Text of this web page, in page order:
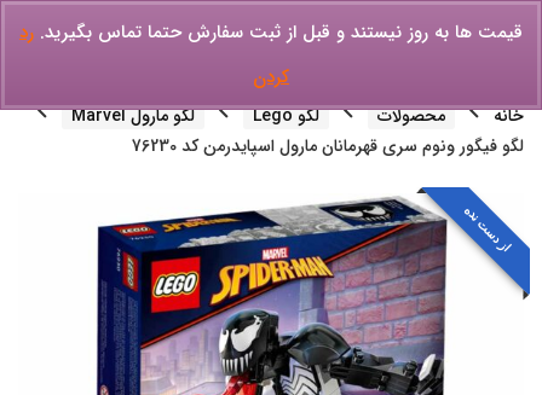
قیمت ها به روز نیستند و قبل از ثبت سفارش حتما تماس بگیرید. رد
کردن
خانه محصولات لگو Lego
لگو مارول Marvel
لگو فیگور ونوم سری قهرمانان مارول اسپایدرمن کد 76230
از دست نده